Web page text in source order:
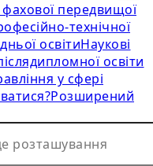
передвищої
технічної
освітиНаукові
освіти
у сфері
Розширений